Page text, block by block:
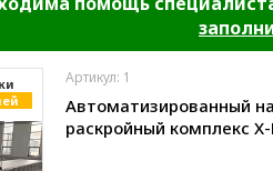
Артикул: 1
Автоматизированный
раскройный комплекс